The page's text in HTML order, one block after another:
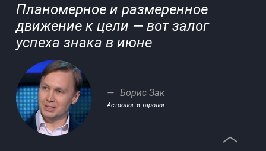
Планомерное и размеренное
движение к цели — вот залог
успеха знака в июне
Борис Зак
Астролог и таролог